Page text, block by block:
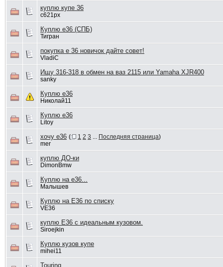
куплю купе 36
с621рх
Куплю е36 (СПБ)
Тигран
покупка е 36 новичок дайте совет!
VladiC
Ищу 316-318 в обмен на ваз 2115 или Yamaha XJR400
sanky
Куплю е36
Николай11
Куплю е36
Litoy
хочу е36 ( 1 2 3 ... Последняя страница)
mer
куплю ДО-ки
DimonBmw
Куплю на е36...
Малышев
Куплю на E36 по списку
VE36
куплю Е36 с идеальным кузовом.
Siroejkin
Куплю кузов купе
mihei11
Touring